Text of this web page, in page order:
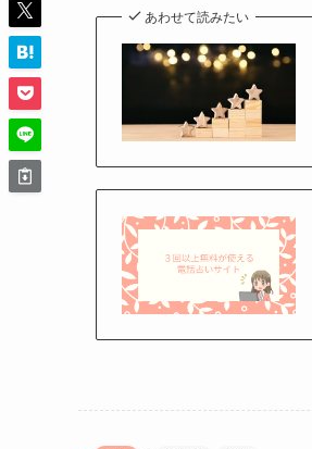
あわせて読みたい